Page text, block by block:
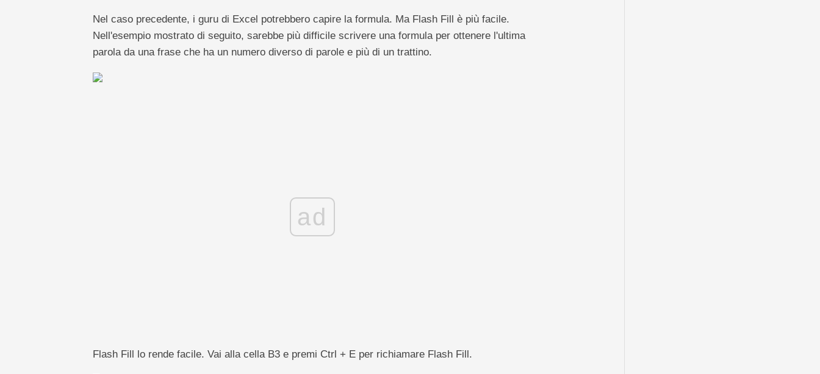
Nel caso precedente, i guru di Excel potrebbero capire la formula. Ma Flash Fill è più facile.
Nell'esempio mostrato di seguito, sarebbe più difficile scrivere una formula per ottenere l'ultima
parola da una frase che ha un numero diverso di parole e più di un trattino.
ad
Flash Fill lo rende facile. Vai alla cella B3 e premi Ctrl + E per richiamare Flash Fill.